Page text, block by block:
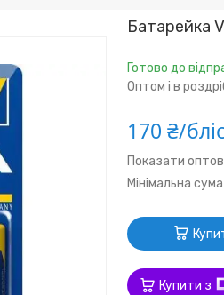
Батарейка
Готово до
Оптом і в
170 ₴/
Показати
Мінімальна
Купити з